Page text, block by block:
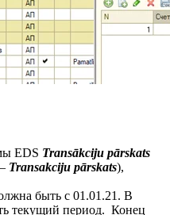
EDS Transākciju pārskats
– Transakciju pārskats),
быть с 01.01.21. В
текущий период. Конец